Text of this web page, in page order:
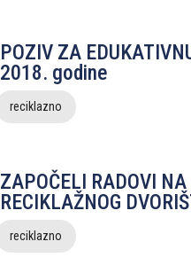
POZIV ZA
2018. godine
reciklazno
ZAPOČELI RADOVI
RECIKLAŽNOG
reciklazno